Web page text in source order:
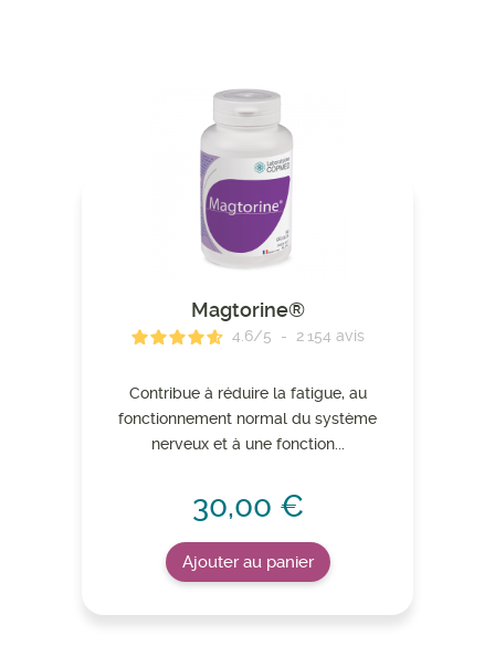
Magtorine®
4.6/5 - 2 154 avis
Contribue à réduire la fatigue, au
fonctionnement normal du système
nerveux et à une fonction...
30,00 €
Ajouter au panier